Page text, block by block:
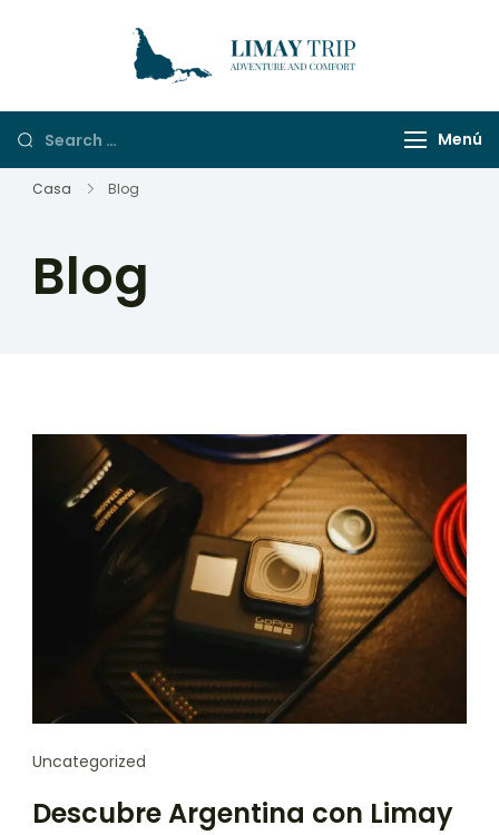
Menú
Casa Blog
Blog
Uncategorized
Descubre Argentina con Limay